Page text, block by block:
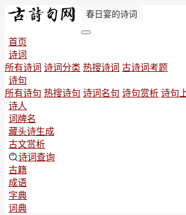
春日宴的诗词
首页
诗词
所有诗词 诗词分类 热搜诗词 古诗词考题
诗句
所有诗句 热搜诗句 诗词名句 诗句赏析诗句
诗人
词牌名
藏头诗生成
古文赏析
诗词查询
古籍
成语
字典
词典